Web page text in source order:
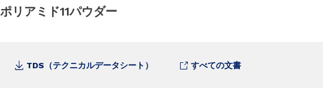
ポリアミド11パウダー
TDS（テクニカルデータシート） すべての文書